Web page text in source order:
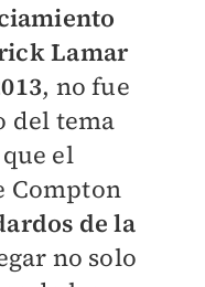
Lamar
, no fue
del tema
el
Compton
de la
no solo